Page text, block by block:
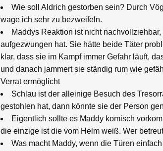
Wie soll Aldrich gestorben sein? Durch
wage ich sehr zu bezweifeln.
Maddys Reaktion ist nicht
aufgezwungen hat. Sie hätte beide Täter
klar, dass sie im Kampf immer Gefahr läuft,
und danach jammert sie ständig rum wie
Verrat ermöglicht
Schlau ist der alleinige Besuch des
gestohlen hat, dann könnte sie der Person
Eigentlich sollte es Maddy komisch
die einzige ist die vom Helm weiß. Wer
Was macht Maddy, wenn die Türen